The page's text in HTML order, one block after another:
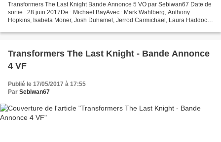
Transformers The Last Knight Bande Annonce 5 VO par Sebiwan67 Date de
sortie : 28 juin 2017De : Michael BayAvec : Mark Wahlberg, Anthony
Hopkins, Isabela Moner, Josh Duhamel, Jerrod Carmichael, Laura Haddock,
Transformers The Last Knight - Bande Annonce
4 VF
Publié le 17/05/2017 à 17:55
Par Sebiwan67